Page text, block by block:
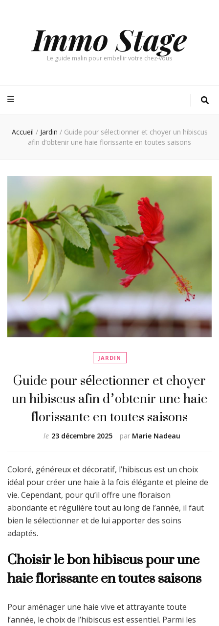
Immo Stage
Le guide malin pour embellir votre chez-vous
Accueil / Jardin / Guide pour sélectionner et choyer un hibiscus
afin d’obtenir une haie florissante en toutes saisons
JARDIN
Guide pour sélectionner et choyer
un hibiscus afin d’obtenir une haie
florissante en toutes saisons
par Marie Nadeau
le 23 décembre 2025
Coloré, généreux et décoratif, l’hibiscus est un choix
idéal pour créer une haie à la fois élégante et pleine de
vie. Cependant, pour qu’il offre une floraison
abondante et régulière tout au long de l’année, il faut
bien le sélectionner et de lui apporter des soins
adaptés.
Choisir le bon hibiscus pour une
haie florissante en toutes saisons
Pour aménager une haie vive et attrayante toute
l’année, le choix de l’hibiscus est essentiel. Parmi les